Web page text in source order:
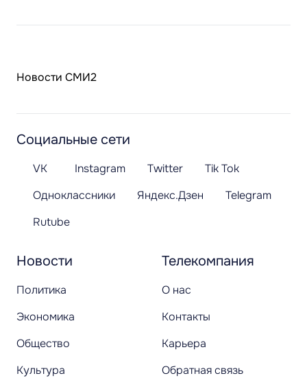
Новости СМИ2
Новости
Политика
Экономика
Общество
Культура
Телекомпания
О нас
Контакты
Карьера
Обратная связь
Социальные сети
VK Instagram Twitter
Tik Tok
Одноклассники
Яндекс.Дзен
Telegram
Rutube